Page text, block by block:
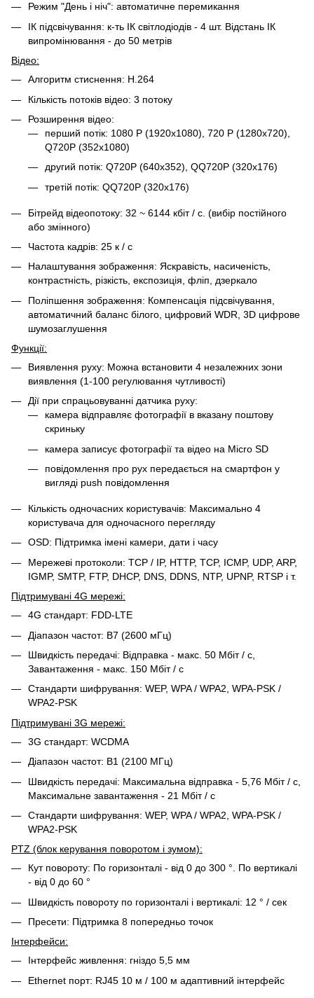
Режим "День і ніч": автоматичне перемикання
ІК підсвічування: к-ть ІК світлодіодів - 4 шт. Відстань ІК
випромінювання - до 50 метрів
Відео:
Алгоритм стиснення: H.264
Кількість потоків відео: 3 потоку
Розширення відео:
перший потік: 1080 P (1920x1080), 720 P (1280x720),
Q720P (352x1080)
другий потік: Q720P (640x352), QQ720P (320x176)
третій потік: QQ720P (320x176)
Бітрейд відеопотоку: 32 ~ 6144 кбіт / с. (вибір постійного
або змінного)
Частота кадрів: 25 к / с
Налаштування зображення: Яскравість, насиченість,
контрастність, різкість, експозиція, фліп, дзеркало
Поліпшення зображення: Компенсація підсвічування,
автоматичний баланс білого, цифровий WDR, 3D цифрове
шумозаглушення
Функції:
Виявлення руху: Можна встановити 4 незалежних зони
виявлення (1-100 регулювання чутливості)
Дії при спрацьовуванні датчика руху:
камера відправляє фотографії в вказану поштову
скриньку
камера записує фотографії та відео на Micro SD
повідомлення про рух передається на смартфон у
вигляді push повідомлення
Кількість одночасних користувачів: Максимально 4
користувача для одночасного перегляду
OSD: Підтримка імені камери, дати і часу
Мережеві протоколи: TCP / IP, HTTP, TCP, ICMP, UDP, ARP,
IGMP, SMTP, FTP, DHCP, DNS, DDNS, NTP, UPNP, RTSP і т.
Підтримувані 4G мережі:
4G стандарт: FDD-LTE
Діапазон частот: B7 (2600 мГц)
Швидкість передачі: Відправка - макс. 50 Мбіт / с,
Завантаження - макс. 150 Мбіт / с
Стандарти шифрування: WEP, WPA / WPA2, WPA-PSK /
WPA2-PSK
Підтримувані 3G мережі:
3G стандарт: WCDMA
Діапазон частот: B1 (2100 МГц)
Швидкість передачі: Максимальна відправка - 5,76 Мбіт / с,
Максимальне завантаження - 21 Мбіт / с
Стандарти шифрування: WEP, WPA / WPA2, WPA-PSK /
WPA2-PSK
PTZ (блок керування поворотом і зумом):
Кут повороту: По горизонталі - від 0 до 300 °. По вертикалі
- від 0 до 60 °
Швидкість повороту по горизонталі і вертикалі: 12 ° / сек
Пресети: Підтримка 8 попередньо точок
Інтерфейси:
Інтерфейс живлення: гніздо 5,5 мм
Ethernet порт: RJ45 10 м / 100 м адаптивний інтерфейс